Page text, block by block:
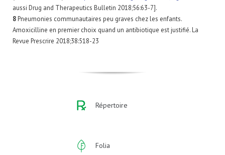
aussi Drug and Therapeutics Bulletin 2018;56:63-7].
8Pneumonies communautaires peu graves chez les enfants.
Amoxicilline en premier choix quand un antibiotique est justifié. La
Revue Prescrire 2018;38:518-23
Répertoire
Folia